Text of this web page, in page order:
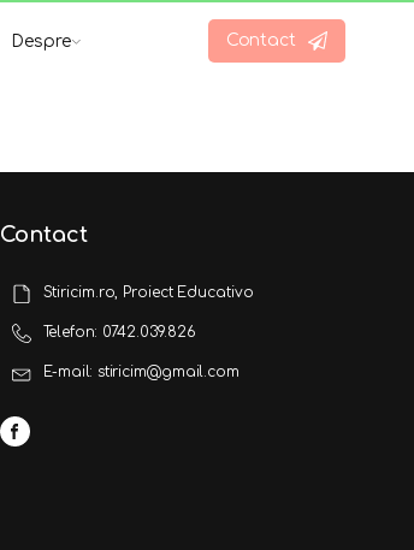
Despre Contact
Contact
Stiricim.ro, Proiect Educativo
Telefon: 0742.039.826
E-mail: stiricim@gmail.com